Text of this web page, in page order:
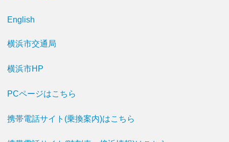
English
横浜市交通局
横浜市HP
PCページはこちら
携帯電話サイト(乗換案内)はこちら